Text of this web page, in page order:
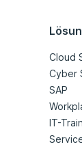
Cloud
Cyber
SAP
IT-